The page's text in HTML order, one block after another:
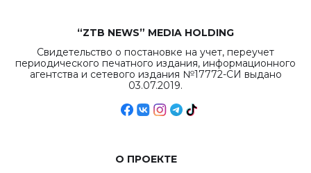
“ZTB NEWS” MEDIA HOLDING
Свидетельство о постановке на учет, переучет
периодического печатного издания, информационного
агентства и сетевого издания №17772-СИ выдано
03.07.2019.
О ПРОЕКТЕ